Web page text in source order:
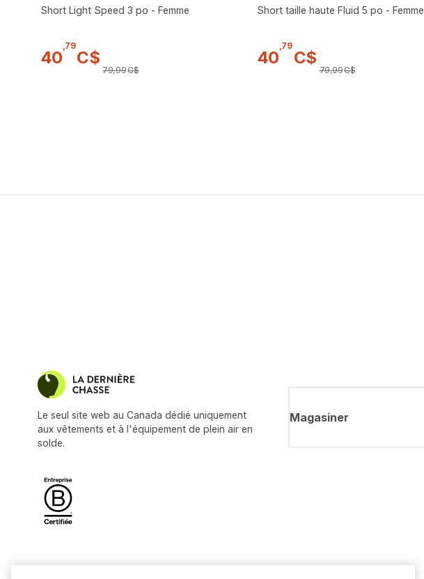
Short Light Speed 3 po - Femme
40
79
C$
79,99C$
Short taille haute Fluid 5 po - Femme
40
79
C$
79,99C$
Le seul site web au Canada dédié uniquement
aux vêtements et à l'équipement de plein air en
solde.
Magasiner